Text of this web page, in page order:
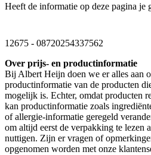
Heeft de informatie op deze pagina je
12675 - 08720254337562
Over prijs- en productinformatie
Bij Albert Heijn doen we er alles aan
productinformatie van de producten
mogelijk is. Echter, omdat producten
kan productinformatie zoals
of allergie-informatie geregeld
om altijd eerst de verpakking te lezen
nuttigen. Zijn er vragen of
opgenomen worden met onze